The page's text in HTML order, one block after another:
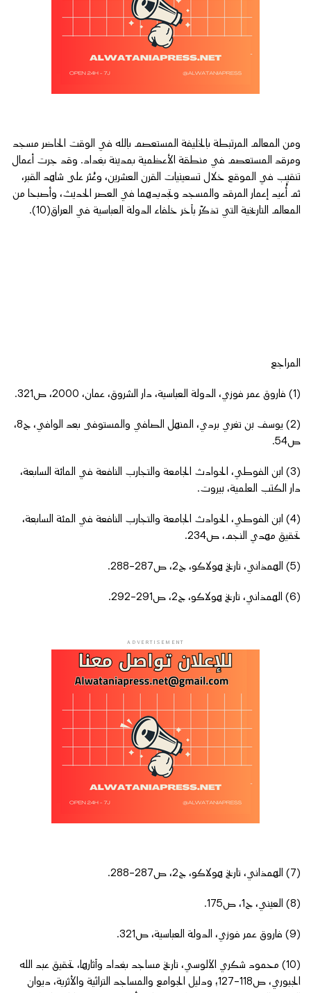
ومن المعالم المرتبطة بالخليفة المستعصم بالله في الوقت الحاضر مسجد
ومرقد المستعصم في منطقة الأعظمية بمدينة بغداد. وقد جرت أعمال
تنقيب في الموقع خلال تسعينيات القرن العشرين، وعُثر على شاهد القبر،
ثم أُعيد إعمار المرقد والمسجد وتجديدهما في العصر الحديث، وأصبحا من
المعالم التاريخية التي تذكّر بآخر خلفاء الدولة العباسية في العراق(10).
المراجع
(1) فاروق عمر فوزي، الدولة العباسية، دار الشروق، عمان، 2000، ص321.
(2) يوسف بن تغري بردي، المنهل الصافي والمستوفى بعد الوافي، ج8،
ص54.
(3) ابن الفوطي، الحوادث الجامعة والتجارب النافعة في المائة السابعة،
دار الكتب العلمية، بيروت.
(4) ابن الفوطي، الحوادث الجامعة والتجارب النافعة في المئة السابعة،
تحقيق مهدي النجم، ص234.
(5) الهمذاني، تاريخ هولاكو، ج2، ص287-288.
(6) الهمذاني، تاريخ هولاكو، ج2، ص291-292.
ADVERTISEMENT
(7) الهمذاني، تاريخ هولاكو، ج2، ص287-288.
(8) العيني، ج1، ص175.
(9) فاروق عمر فوزي، الدولة العباسية، ص321.
(10) محمود شكري الآلوسي، تاريخ مساجد بغداد وآثارها، تحقيق عبد الله
الجبوري، ص118-127؛ ودليل الجوامع والمساجد التراثية والأثرية، ديوان